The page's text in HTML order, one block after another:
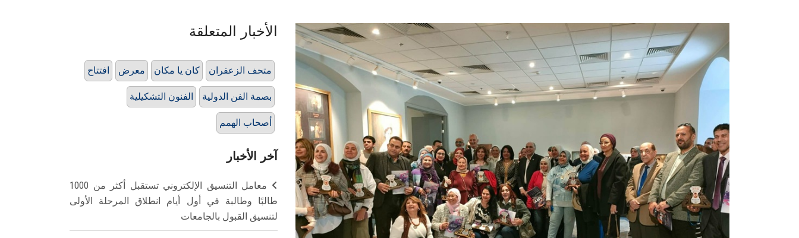
الأخبار المتعلقة
افتتاح معرض كان يا مكان متحف الزعفران
الفنون التشكيلية بصمة الفن الدولية
أصحاب الهمم
آخر الأخبار
معامل التنسيق الإلكتروني تستقبل أكثر من 1000
طالبًا وطالبة في أول أيام انطلاق المرحلة الأولى
لتنسيق القبول بالجامعات